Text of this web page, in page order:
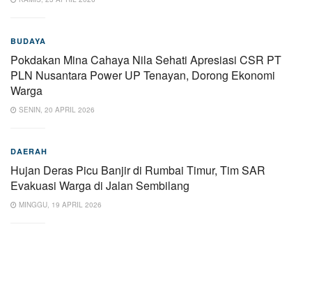
BUDAYA
Pokdakan Mina Cahaya Nila Sehati Apresiasi CSR PT
PLN Nusantara Power UP Tenayan, Dorong Ekonomi
Warga
SENIN, 20 APRIL 2026
DAERAH
Hujan Deras Picu Banjir di Rumbai Timur, Tim SAR
Evakuasi Warga di Jalan Sembilang
MINGGU, 19 APRIL 2026